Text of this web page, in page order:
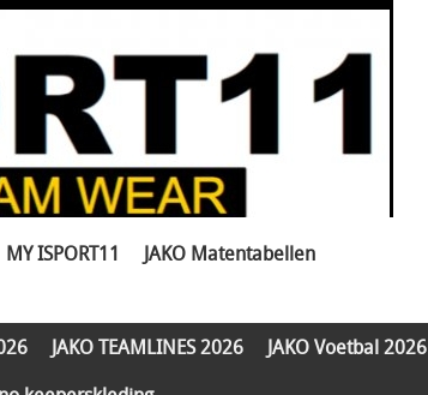
MY ISPORT11
JAKO Matentabellen
JAKO TEAMLINES 2026 JAKO Voetbal 2026